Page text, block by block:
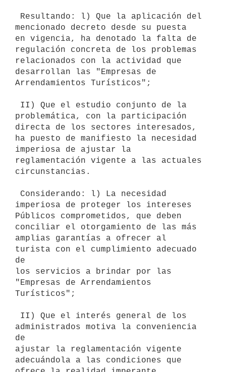
mencionado decreto desde su puesta
en vigencia, ha denotado la falta de
regulación concreta de los problemas
relacionados con la actividad que
desarrollan las "Empresas de
Arrendamientos Turísticos";
problemática, con la participación
directa de los sectores interesados,
ha puesto de manifiesto la necesidad
imperiosa de ajustar la
reglamentación vigente a las actuales
circunstancias.
imperiosa de proteger los intereses
Públicos comprometidos, que deben
conciliar el otorgamiento de las más
amplias garantías a ofrecer al
turista con el cumplimiento adecuado
de
los servicios a brindar por las
"Empresas de Arrendamientos
Turísticos";
administrados motiva la conveniencia
de
ajustar la reglamentación vigente
adecuándola a las condiciones que